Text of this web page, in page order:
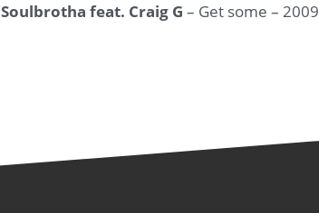
Soulbrotha feat. Craig G – Get some – 2009